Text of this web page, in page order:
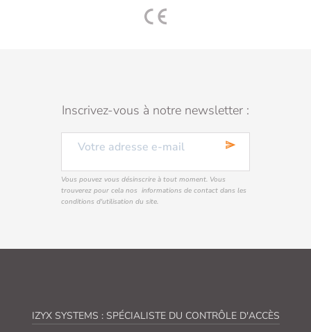
Inscrivez-vous à notre newsletter :
send
Vous pouvez vous désinscrire à tout moment. Vous
trouverez pour cela nos informations de contact dans les
conditions d'utilisation du site.
IZYX SYSTEMS : SPÉCIALISTE DU CONTRÔLE D'ACCÈS